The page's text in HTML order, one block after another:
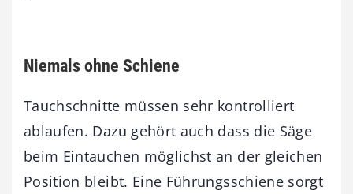
Niemals ohne Schiene
Tauchschnitte müssen sehr kontrolliert
ablaufen. Dazu gehört auch dass die Säge
beim Eintauchen möglichst an der gleichen
Position bleibt. Eine Führungsschiene sorgt